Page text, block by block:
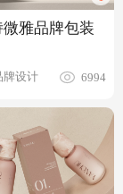
雅品牌包装
牌设计 6994